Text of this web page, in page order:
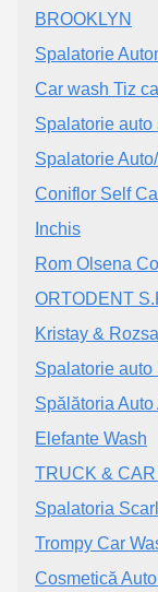
BROOKLYN
Spalatorie
Car wash Tiz
Spalatorie
Spalatorie
Coniflor Self
Inchis
Rom Olsena
ORTODENT
Kristay & Rozsa
Spalatorie
Spălătoria Auto
Elefante Wash
TRUCK & CAR
Spalatoria
Trompy Car
Cosmetică